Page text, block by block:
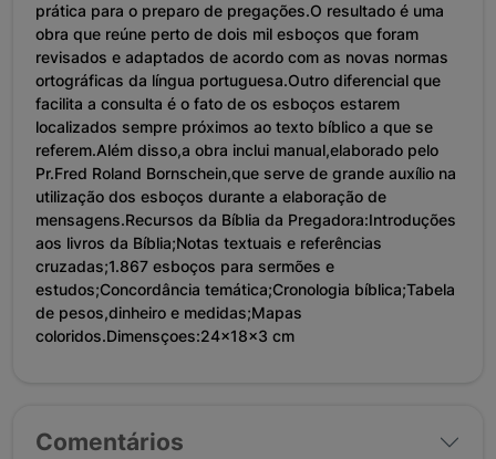
prática para o preparo de pregações.O resultado é uma
obra que reúne perto de dois mil esboços que foram
revisados e adaptados de acordo com as novas normas
ortográficas da língua portuguesa.Outro diferencial que
facilita a consulta é o fato de os esboços estarem
localizados sempre próximos ao texto bíblico a que se
referem.Além disso,a obra inclui manual,elaborado pelo
Pr.Fred Roland Bornschein,que serve de grande auxílio na
utilização dos esboços durante a elaboração de
mensagens.Recursos da Bíblia da Pregadora:Introduções
aos livros da Bíblia;Notas textuais e referências
cruzadas;1.867 esboços para sermões e
estudos;Concordância temática;Cronologia bíblica;Tabela
de pesos,dinheiro e medidas;Mapas
coloridos.Dimensçoes:24x18x3 cm
Comentários